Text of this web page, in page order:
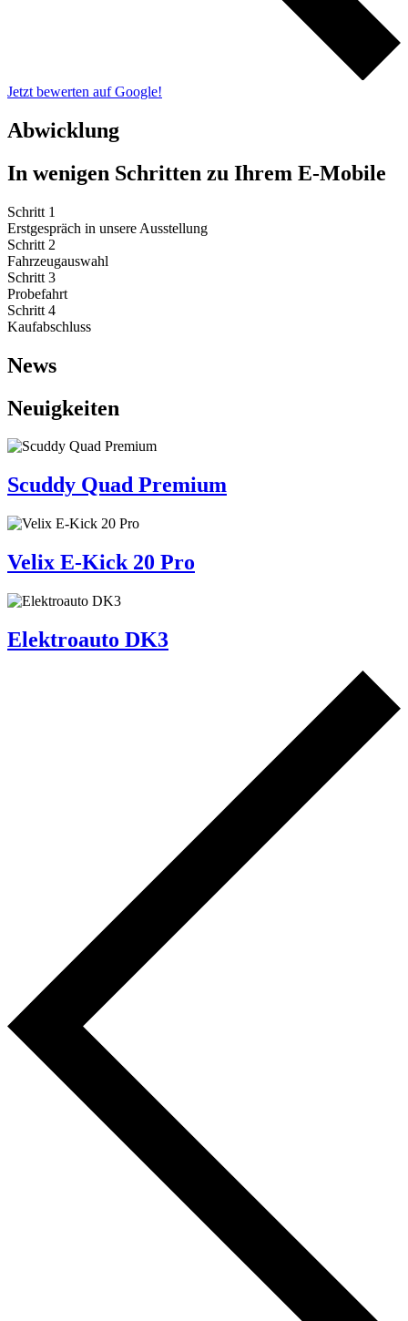
Jetzt bewerten auf Google!
Abwicklung
In wenigen Schritten zu Ihrem E-Mobile
Schritt 1
Erstgespräch in unsere Ausstellung
Schritt 2
Fahrzeugauswahl
Schritt 3
Probefahrt
Schritt 4
Kaufabschluss
News
Neuigkeiten
Scuddy Quad Premium
Velix E-Kick 20 Pro
Elektroauto DK3